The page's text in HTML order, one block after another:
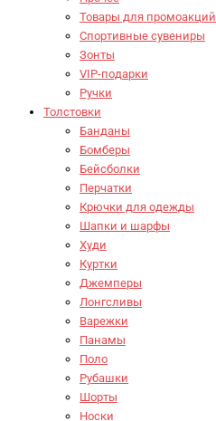
Товары для промоакций
Спортивные сувениры
Зонты
VIP-подарки
Ручки
Толстовки
Банданы
Бомберы
Бейсболки
Перчатки
Крючки для одежды
Шапки и шарфы
Худи
Куртки
Джемперы
Лонгсливы
Варежки
Панамы
Поло
Рубашки
Шорты
Носки